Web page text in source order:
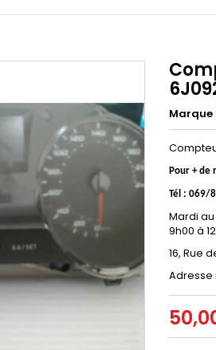
Marque
Pour + de
Tél : 069/
Mardi au
9h00 à
16, Rue
Adresse